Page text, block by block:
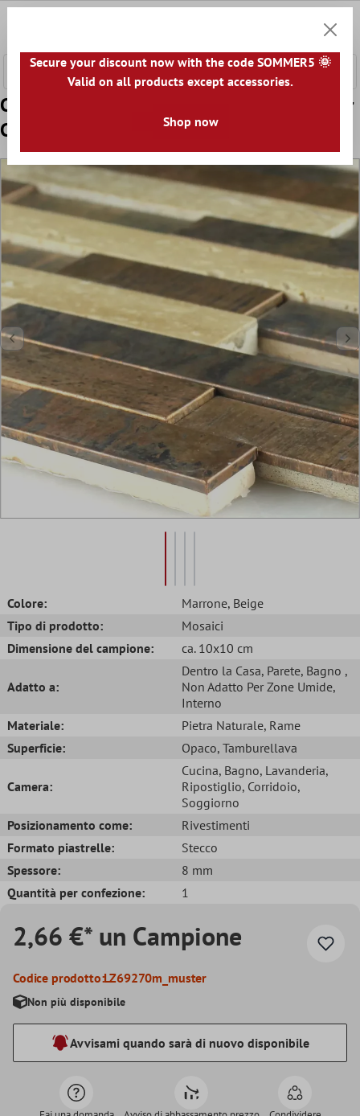
Campione Mosaico Pietra Naturalen Copper
Crema Mix
Colore: Marrone, Beige
Tipo di prodotto:
Mosaici
Dimensione del campione:
ca. 10x10 cm
Adatto a:
Dentro la Casa, Parete, Bagno ,
Non Adatto Per Zone Umide,
Interno
Materiale:
Pietra Naturale, Rame
Superficie:
Opaco, Tamburellava
Camera:
Cucina, Bagno, Lavanderia,
Ripostiglio, Corridoio,
Soggiorno
Posizionamento come:
Rivestimenti
Formato piastrelle:
Stecco
Spessore:
8 mm
Quantità per confezione:
1
2,66 €* un Campione
Codice prodotto:LZ69270m_muster
Non più disponibile
Avvisami quando sarà di nuovo disponibile
Secure your discount now with the code SOMMER5 🌞
Valid on all products except accessories.
Shop now